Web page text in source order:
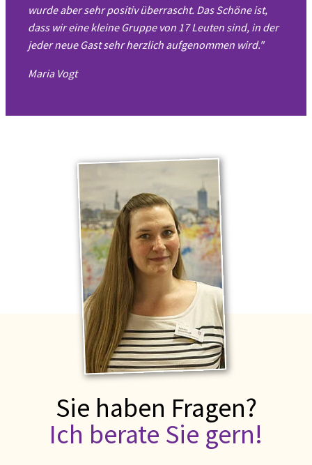
wurde aber sehr positiv überrascht. Das Schöne ist,
dass wir eine kleine Gruppe von 17 Leuten sind, in der
jeder neue Gast sehr herzlich aufgenommen wird."
Maria Vogt
Sie haben Fragen?
Ich berate Sie gern!